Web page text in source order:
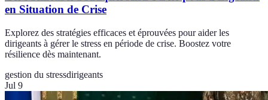
en Situation de Crise
Explorez des stratégies efficaces et éprouvées pour aider les
dirigeants à gérer le stress en période de crise. Boostez votre
résilience dès maintenant.
gestion du stressdirigeants
Jul 9